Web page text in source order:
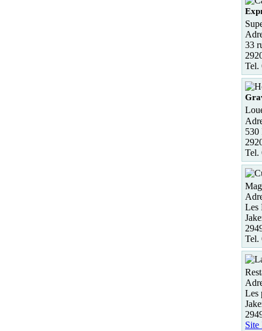
33
Tel.
530
Tel.
Les
Tel.
Les
Site